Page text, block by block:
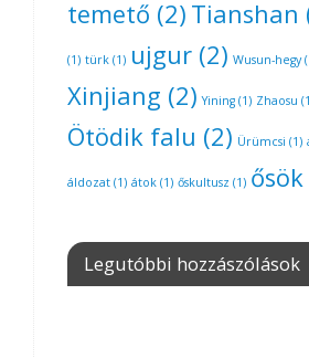
temető (2) Tianshan
(1) türk (1) ujgur (2) Wusun-hegy
Xinjiang (2) Yining (1) Zhaosu
Ötödik falu (2) Ürümcsi (1)
áldozat (1) átok (1) őskultusz (1) ősök
Legutóbbi hozzászólások